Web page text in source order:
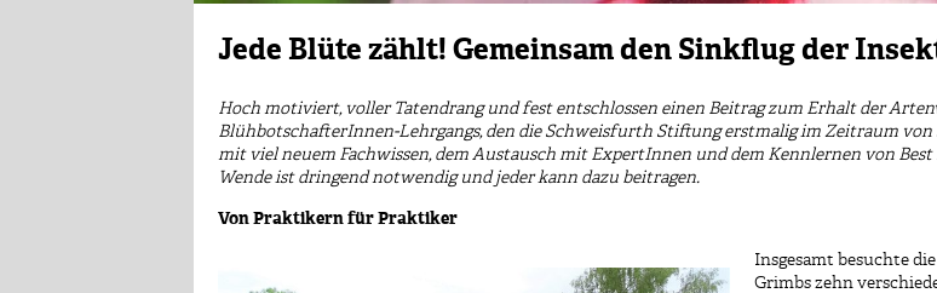
Jede Blüte zählt! Gemeinsam den Sinkflug der
Hoch motiviert, voller Tatendrang und fest entschlossen einen Beitrag zum Erhalt der
BlühbotschafterInnen-Lehrgangs, den die Schweisfurth Stiftung erstmalig im Zeitraum von
mit viel neuem Fachwissen, dem Austausch mit ExpertInnen und dem Kennlernen von Best
Wende ist dringend notwendig und jeder kann dazu beitragen.
Von Praktikern für Praktiker
Insgesamt besuchte
Grimbs zehn